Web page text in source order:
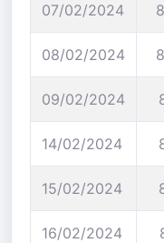
07/02/2024
08/02/2024
09/02/2024
14/02/2024
15/02/2024
16/02/2024